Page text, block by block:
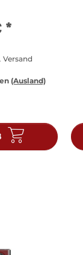
*
Versand
(Ausland)